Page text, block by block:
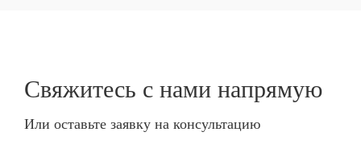
Свяжитесь с нами напрямую
Или оставьте заявку на консультацию